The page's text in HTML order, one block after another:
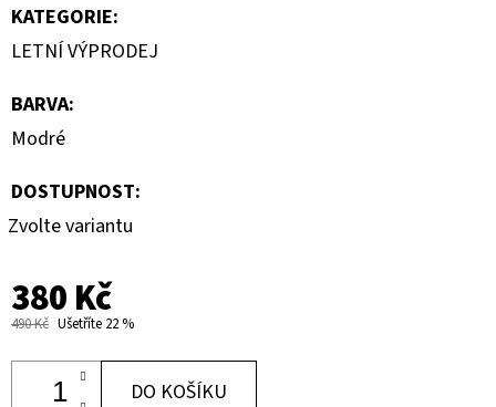
KATEGORIE:
LETNÍ VÝPRODEJ
BARVA:
Modré
DOSTUPNOST:
Zvolte variantu
380 Kč
490 Kč Ušetříte 22 %
DO KOŠÍKU